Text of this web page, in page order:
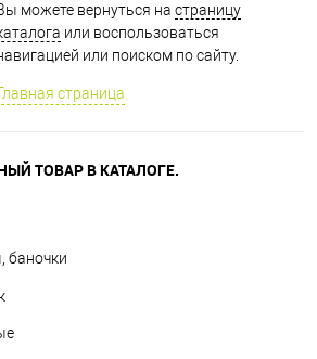
можете вернуться на страницу
или воспользоваться
или поиском по сайту.
страница
ТОВАР В КАТАЛОГЕ.
баночки